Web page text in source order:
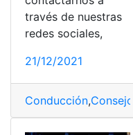
través de nuestras
redes sociales,
21/12/2021
Conducción,Consejos